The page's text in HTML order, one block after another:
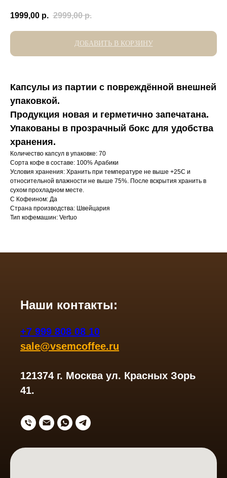
1999,00 р. 2999,00 р.
ДОБАВИТЬ В КОРЗИНУ
Капсулы из партии с повреждённой внешней
упаковкой.
Продукция новая и герметично запечатана.
Упакованы в прозрачный бокс для удобства
хранения.
Количество капсул в упаковке: 70
Сорта кофе в составе: 100% Арабики
Условия хранения: Хранить при температуре не выше +25С и
относительной влажности не выше 75%. После вскрытия хранить в
сухом прохладном месте.
С Кофеином: Да
Страна производства: Швейцария
Тип кофемашин: Vertuo
Наши контакты:
+7 999 808 08 10
sale@vsemcoffee.ru
121374 г. Москва ул. Красных Зорь
41.